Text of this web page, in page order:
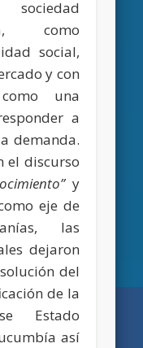
como
social,
y con
una
a
demanda.
el discurso
y
eje de
las
dejaron
del
de la
Estado
así